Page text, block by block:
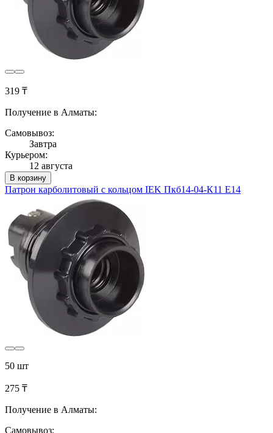
319 ₸
Получение в Алматы:
Самовывоз:
Завтра
Курьером:
12 августа
В корзину
Патрон карболитовый с кольцом IEK Пкб14-04-К11 Е14
50 шт
275 ₸
Получение в Алматы:
Самовывоз: